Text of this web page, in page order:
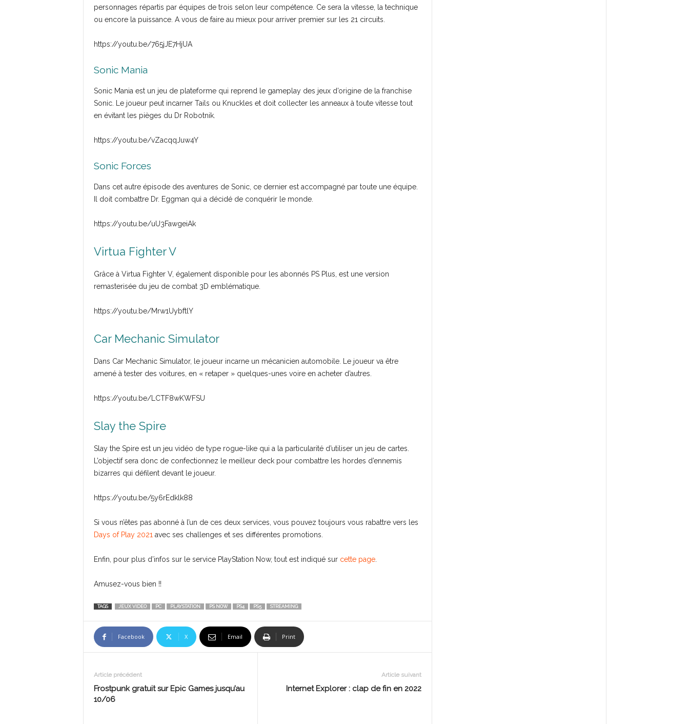
personnages répartis par équipes de trois selon leur compétence. Ce sera la vitesse, la technique
ou encore la puissance. A vous de faire au mieux pour arriver premier sur les 21 circuits.
https://youtu.be/765jJE7HjUA
Sonic Mania
Sonic Mania est un jeu de plateforme qui reprend le gameplay des jeux d’origine de la franchise
Sonic. Le joueur peut incarner Tails ou Knuckles et doit collecter les anneaux à toute vitesse tout
en évitant les pièges du Dr Robotnik.
https://youtu.be/vZacqqJuw4Y
Sonic Forces
Dans cet autre épisode des aventures de Sonic, ce dernier est accompagné par toute une équipe.
Il doit combattre Dr. Eggman qui a décidé de conquérir le monde.
https://youtu.be/uU3FawgeiAk
Virtua Fighter V
Grâce à Virtua Fighter V, également disponible pour les abonnés PS Plus, est une version
remasterisée du jeu de combat 3D emblématique.
https://youtu.be/Mrw1UybftlY
Car Mechanic Simulator
Dans Car Mechanic Simulator, le joueur incarne un mécanicien automobile. Le joueur va être
amené à tester des voitures, en « retaper » quelques-unes voire en acheter d’autres.
https://youtu.be/LCTF8wKWFSU
Slay the Spire
Slay the Spire est un jeu vidéo de type rogue-like qui a la particularité d’utiliser un jeu de cartes.
L’objectif sera donc de confectionnez le meilleur deck pour combattre les hordes d’ennemis
bizarres qui défilent devant le joueur.
https://youtu.be/5y6rEdklk88
Si vous n’êtes pas abonné à l’un de ces deux services, vous pouvez toujours vous rabattre vers les
Days of Play 2021 avec ses challenges et ses différentes promotions.
Enfin, pour plus d’infos sur le service PlayStation Now, tout est indiqué sur cette page.
Amusez-vous bien !!
TAGS JEUX VIDEO PC PLAYSTATION PS NOW PS4 PS5 STREAMING
Facebook X Email Print
Article précédent
Frostpunk gratuit sur Epic Games jusqu’au
10/06
Article suivant
Internet Explorer : clap de fin en 2022